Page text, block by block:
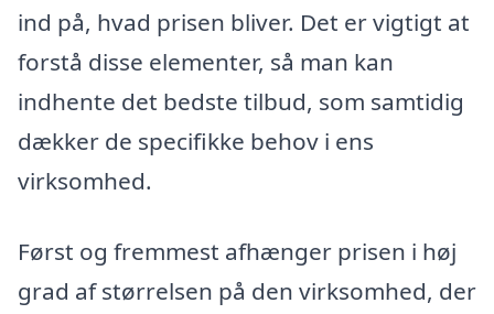
ind på, hvad prisen bliver. Det er vigtigt at
forstå disse elementer, så man kan
indhente det bedste tilbud, som samtidig
dækker de specifikke behov i ens
virksomhed.
Først og fremmest afhænger prisen i høj
grad af størrelsen på den virksomhed, der